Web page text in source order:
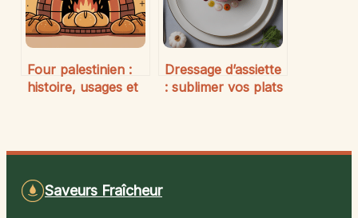
Four palestinien :
histoire, usages et
Dressage d’assiette
: sublimer vos plats
Saveurs Fraîcheur